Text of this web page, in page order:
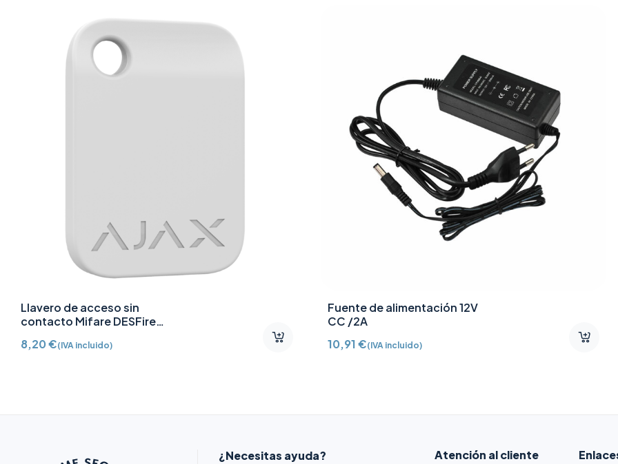
Llavero de acceso sin
contacto Mifare DESFire
8,20€(IVA incluido)
Fuente de alimentación 12V
CC /2A
10,91€(IVA incluido)
¿Necesitas ayuda? Atención al cliente